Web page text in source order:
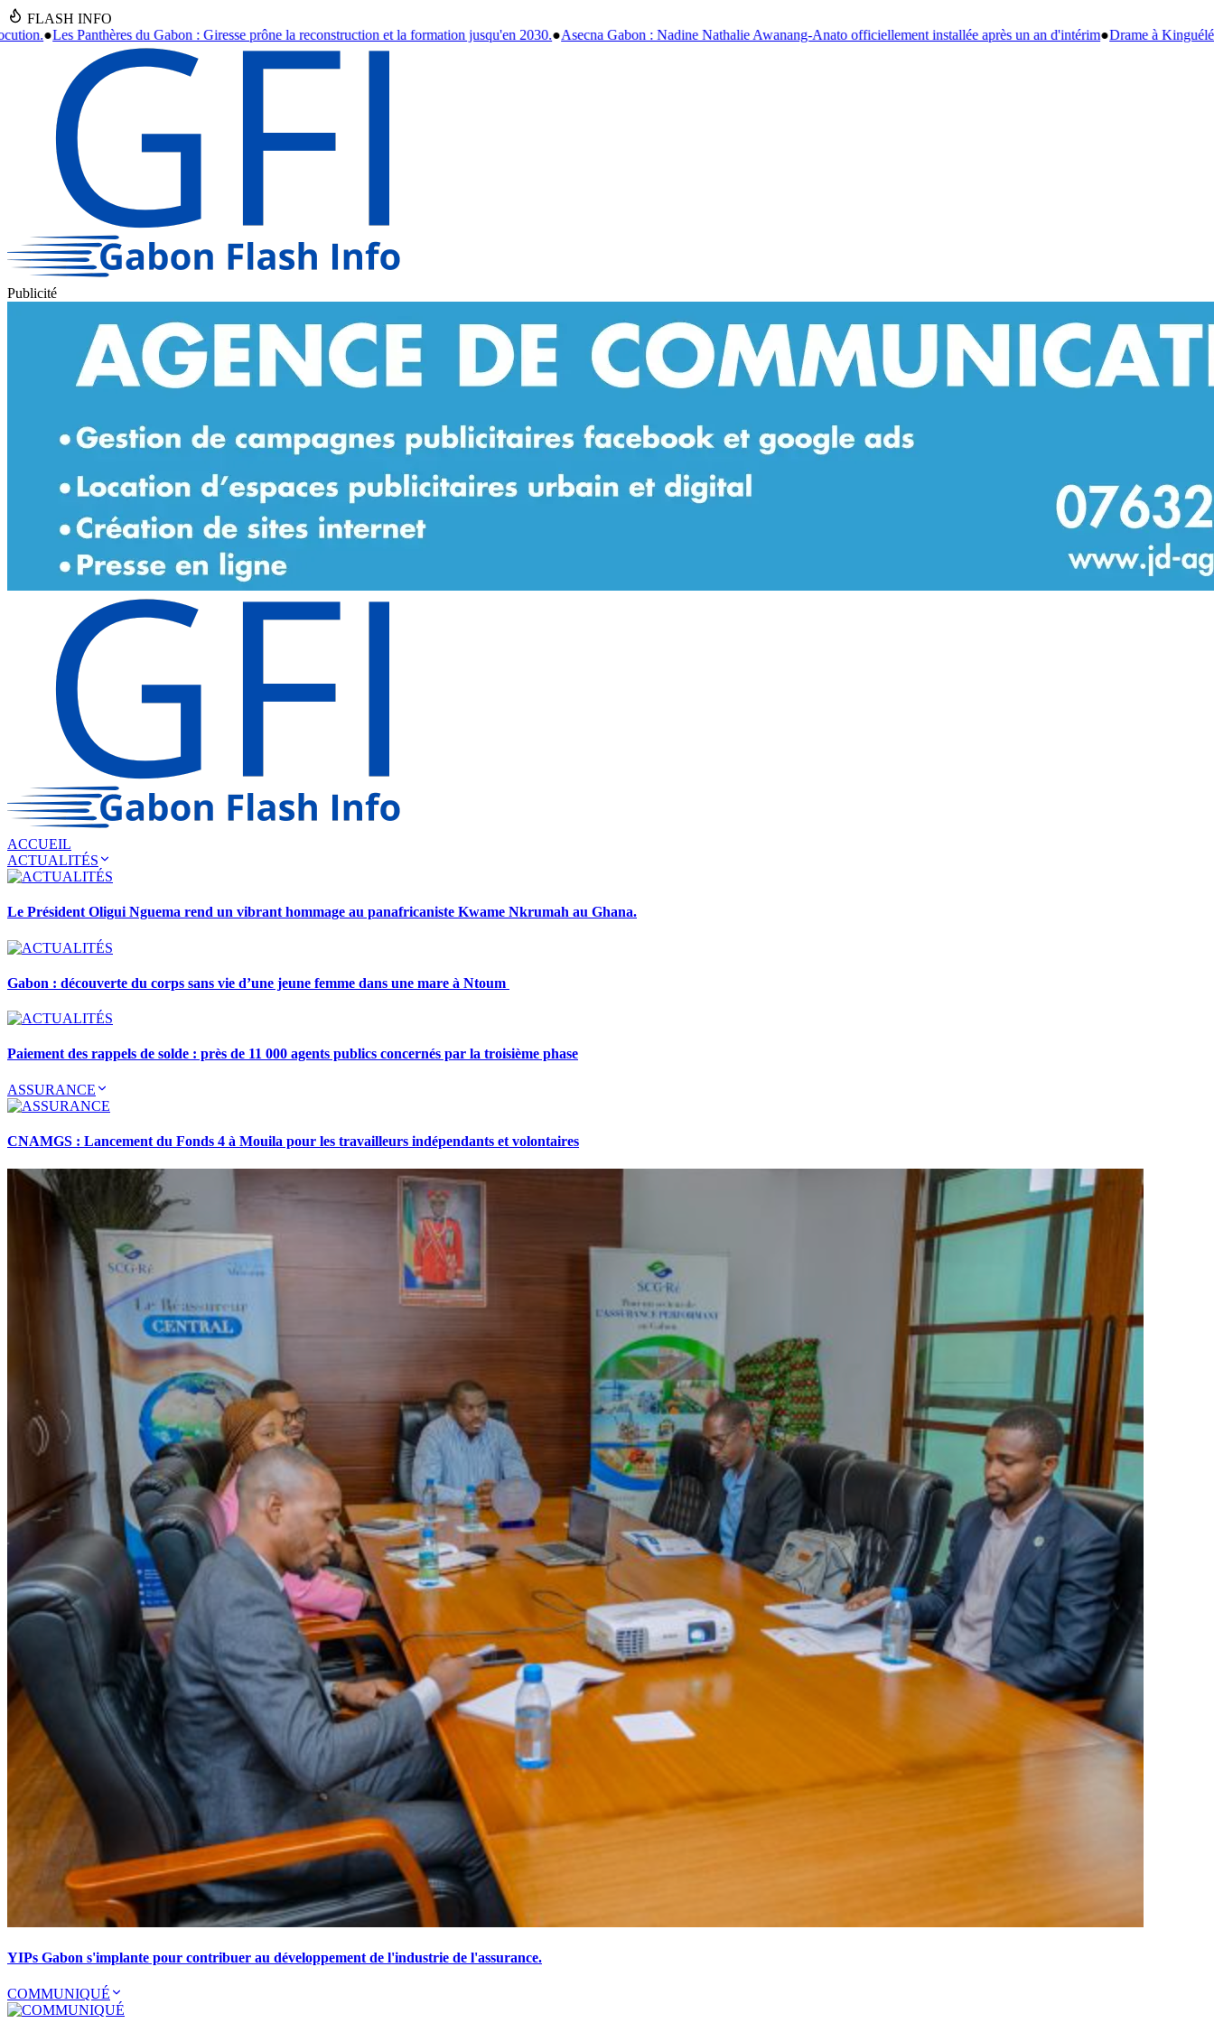
FLASH INFO
: Giresse prône la reconstruction et la formation jusqu'en 2030.●Asecna Gabon : Nadine Nathalie Awanang-Anato officiellement installée après un an d'intérim●Drame à Kinguélé : un bébé de 6 mois périt dans
Publicité
ACCUEIL
ACTUALITÉS
Le Président Oligui Nguema rend un vibrant hommage au panafricaniste Kwame Nkrumah au Ghana.
Gabon : découverte du corps sans vie d’une jeune femme dans une mare à Ntoum
Paiement des rappels de solde : près de 11 000 agents publics concernés par la troisième phase
ASSURANCE
CNAMGS : Lancement du Fonds 4 à Mouila pour les travailleurs indépendants et volontaires
YIPs Gabon s'implante pour contribuer au développement de l'industrie de l'assurance.
COMMUNIQUÉ